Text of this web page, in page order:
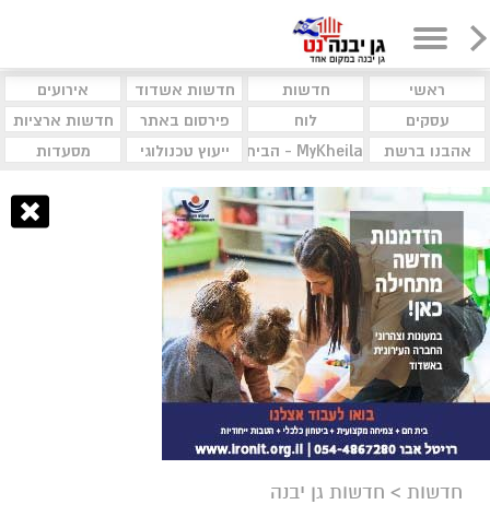
ראשי חדשות חדשות אשדוד
אירועים
עסקים
לוח פירסום באתר
חדשות ארציות
אהבנו ברשת
MyKheila - הבית לעסקים וקהילות ייעוץ טכנולוגי מסעדות
חדשות > חדשות גן יבנה